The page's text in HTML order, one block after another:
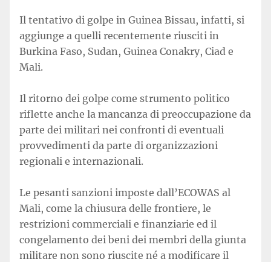
Il tentativo di golpe in Guinea Bissau, infatti, si
aggiunge a quelli recentemente riusciti in
Burkina Faso, Sudan, Guinea Conakry, Ciad e
Mali.
Il ritorno dei golpe come strumento politico
riflette anche la mancanza di preoccupazione da
parte dei militari nei confronti di eventuali
provvedimenti da parte di organizzazioni
regionali e internazionali.
Le pesanti sanzioni imposte dall’ECOWAS al
Mali, come la chiusura delle frontiere, le
restrizioni commerciali e finanziarie ed il
congelamento dei beni dei membri della giunta
militare non sono riuscite né a modificare il